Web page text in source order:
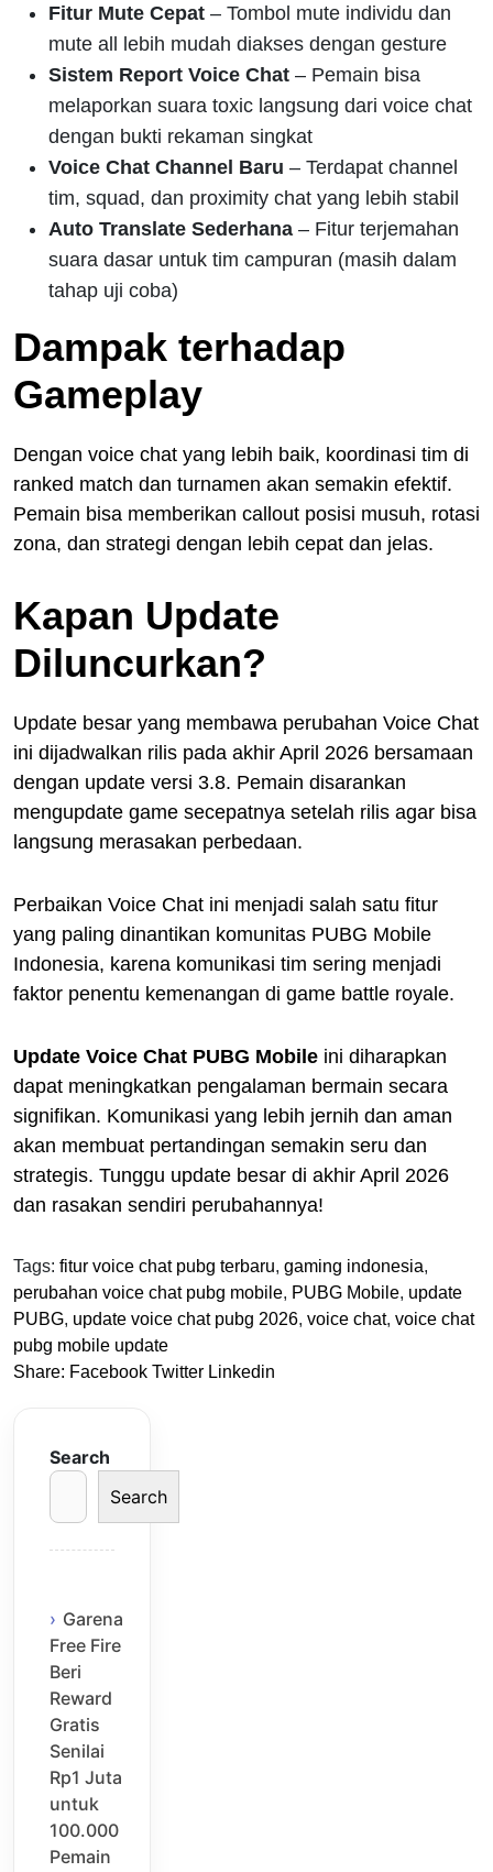
Fitur Mute Cepat – Tombol mute individu dan
mute all lebih mudah diakses dengan gesture
Sistem Report Voice Chat – Pemain bisa
melaporkan suara toxic langsung dari voice chat
dengan bukti rekaman singkat
Voice Chat Channel Baru – Terdapat channel
tim, squad, dan proximity chat yang lebih stabil
Auto Translate Sederhana – Fitur terjemahan
suara dasar untuk tim campuran (masih dalam
tahap uji coba)
Dampak terhadap
Gameplay
Dengan voice chat yang lebih baik, koordinasi tim di
ranked match dan turnamen akan semakin efektif.
Pemain bisa memberikan callout posisi musuh, rotasi
zona, dan strategi dengan lebih cepat dan jelas.
Kapan Update
Diluncurkan?
Update besar yang membawa perubahan Voice Chat
ini dijadwalkan rilis pada akhir April 2026 bersamaan
dengan update versi 3.8. Pemain disarankan
mengupdate game secepatnya setelah rilis agar bisa
langsung merasakan perbedaan.
Perbaikan Voice Chat ini menjadi salah satu fitur
yang paling dinantikan komunitas PUBG Mobile
Indonesia, karena komunikasi tim sering menjadi
faktor penentu kemenangan di game battle royale.
Update Voice Chat PUBG Mobile ini diharapkan
dapat meningkatkan pengalaman bermain secara
signifikan. Komunikasi yang lebih jernih dan aman
akan membuat pertandingan semakin seru dan
strategis. Tunggu update besar di akhir April 2026
dan rasakan sendiri perubahannya!
Tags: fitur voice chat pubg terbaru, gaming indonesia,
perubahan voice chat pubg mobile, PUBG Mobile, update
PUBG, update voice chat pubg 2026, voice chat, voice chat
pubg mobile update
Share: Facebook Twitter Linkedin
Search
Search
Garena
Free Fire
Beri
Reward
Gratis
Senilai
Rp1 Juta
untuk
100.000
Pemain